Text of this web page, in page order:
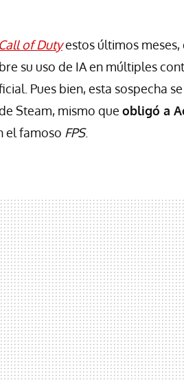
Call of Dutyestos últimos meses,
su uso de IA en múltiples
Pues bien, esta sospecha
Steam, mismo que obligó a
el famoso FPS.